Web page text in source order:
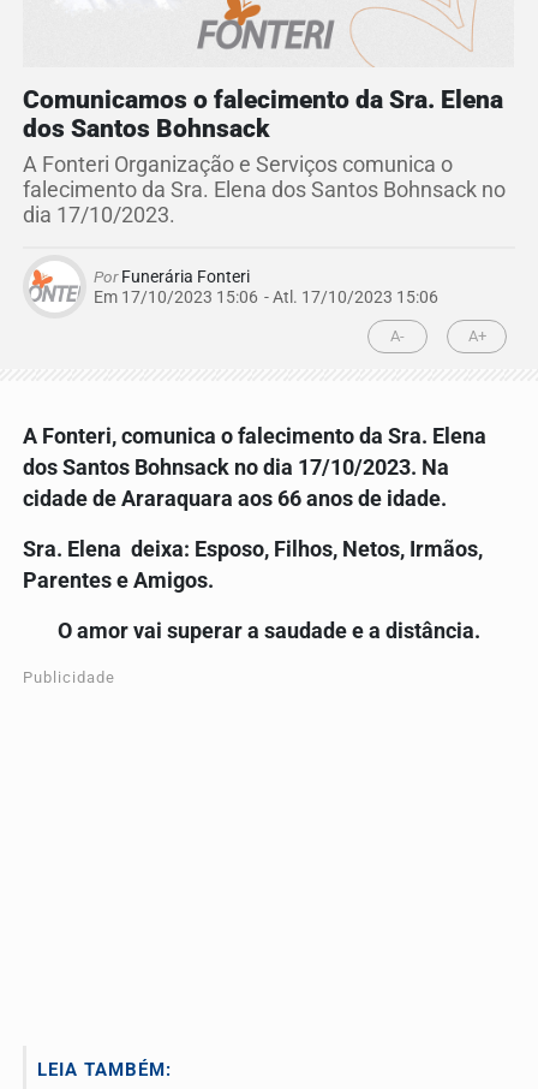
Comunicamos o falecimento da Sra. Elena
dos Santos Bohnsack
A Fonteri Organização e Serviços comunica o
falecimento da Sra. Elena dos Santos Bohnsack no
dia 17/10/2023.
PorFunerária Fonteri
Em 17/10/2023 15:06 - Atl. 17/10/2023 15:06
A- A+
A Fonteri, comunica o falecimento da Sra. Elena
dos Santos Bohnsack no dia 17/10/2023. Na
cidade de Araraquara aos 66 anos de idade.
Sra. Elena deixa: Esposo, Filhos, Netos, Irmãos,
Parentes e Amigos.
O amor vai superar a saudade e a distância.
Publicidade
LEIA TAMBÉM: